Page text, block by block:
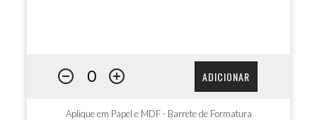
ADICIONAR
Aplique em Papel e MDF - Barrete de Formatura